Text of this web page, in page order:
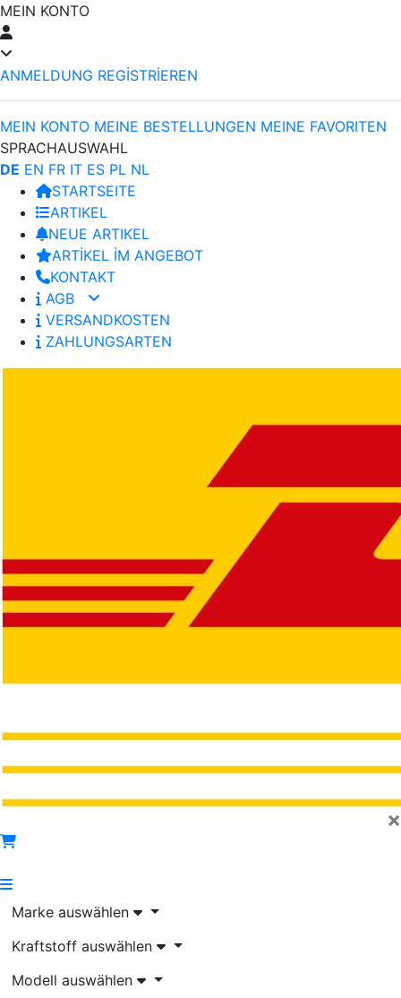
MEIN KONTO
ANMELDUNG REGİSTRİEREN
MEIN KONTO MEINE BESTELLUNGEN MEINE FAVORITEN
SPRACHAUSWAHL
DE EN FR IT ES PL NL
STARTSEITE
ARTIKEL
NEUE ARTIKEL
ARTİKEL İM ANGEBOT
KONTAKT
AGB
VERSANDKOSTEN
ZAHLUNGSARTEN
×
Marke auswählen
Kraftstoff auswählen
Modell auswählen